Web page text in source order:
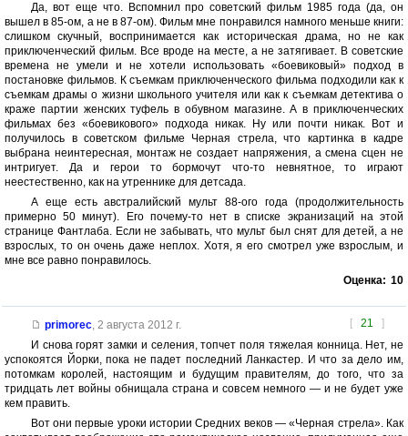
Да, вот еще что. Вспомнил про советский фильм 1985 года (да, он
вышел в 85-ом, а не в 87-ом). Фильм мне понравился намного меньше книги:
слишком скучный, воспринимается как историческая драма, но не как
приключенческий фильм. Все вроде на месте, а не затягивает. В советские
времена не умели и не хотели использовать «боевиковый» подход в
постановке фильмов. К съемкам приключенческого фильма подходили как к
съемкам драмы о жизни школьного учителя или как к съемкам детектива о
краже партии женских туфель в обувном магазине. А в приключенческих
фильмах без «боевикового» подхода никак. Ну или почти никак. Вот и
получилось в советском фильме Черная стрела, что картинка в кадре
выбрана неинтересная, монтаж не создает напряжения, а смена сцен не
интригует. Да и герои то бормочут что-то невнятное, то играют
неестественно, как на утреннике для детсада.
А еще есть австралийский мульт 88-ого года (продолжительность
примерно 50 минут). Его почему-то нет в списке экранизаций на этой
странице Фантлаба. Если не забывать, что мульт был снят для детей, а не
взрослых, то он очень даже неплох. Хотя, я его смотрел уже взрослым, и
мне все равно понравилось.
Оценка: 10
[ 21 ]
primorec, 2 августа 2012 г.
И снова горят замки и селения, топчет поля тяжелая конница. Нет, не
успокоятся Йорки, пока не падет последний Ланкастер. И что за дело им,
потомкам королей, настоящим и будущим правителям, до того, что за
тридцать лет войны обнищала страна и совсем немного — и не будет уже
кем править.
Вот они первые уроки истории Средних веков — «Черная стрела». Как